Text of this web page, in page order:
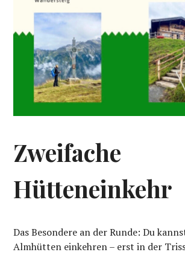
Zweifache
Hütteneinkehr
Das Besondere an der Runde: Du
Almhütten einkehren – erst in der